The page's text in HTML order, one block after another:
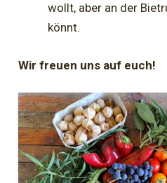
wollt, aber an der
könnt.
Wir freuen uns auf euch!